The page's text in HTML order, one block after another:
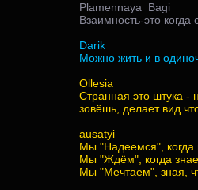
Plamennaya_Bagi
Взаимность-это
Darik
Можно жить и в
Ollesia
Странная это штука -
зовёшь, делает вид
ausatyi
Мы "Надеемся", когда
Мы "Ждём", когда
Мы "Мечтаем", зная,